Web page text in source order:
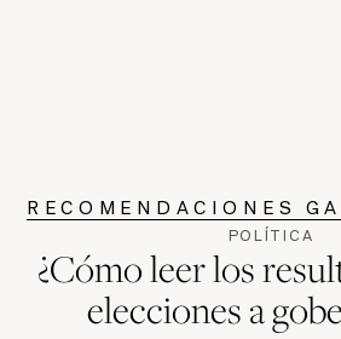
RECOMENDACIONES
POLÍTICA
¿Cómo leer los
elecciones a